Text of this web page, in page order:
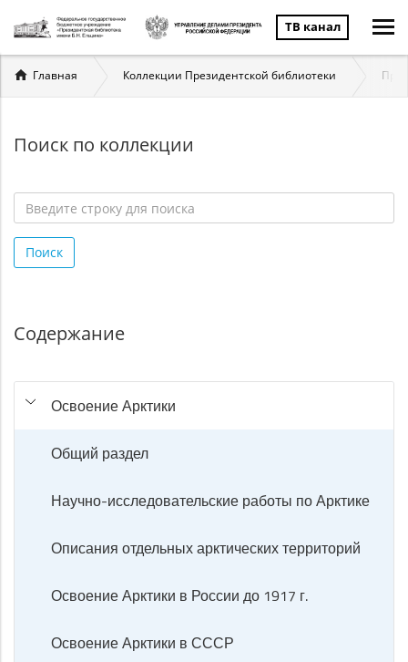
ТВ канал
Вы
здесь
Главная Коллекции Президентской библиотеки
Поиск по коллекции
строку
для
Поиск
Содержание
Освоение Арктики
Общий раздел
Научно-исследовательские работы по Арктике
Описания отдельных арктических территорий
Освоение Арктики в России до 1917 г.
Освоение Арктики в СССР